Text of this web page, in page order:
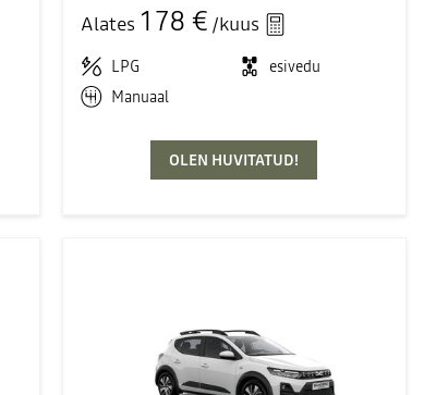
Alates 178 € /kuus
LPG
esivedu
Manuaal
OLEN HUVITATUD!